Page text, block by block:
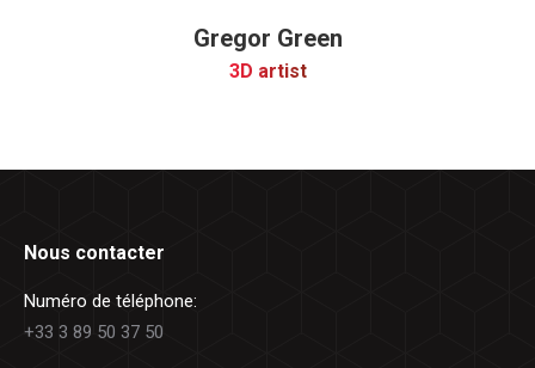
Gregor Green
3D artist
Nous contacter
Numéro de téléphone:
+33 3 89 50 37 50